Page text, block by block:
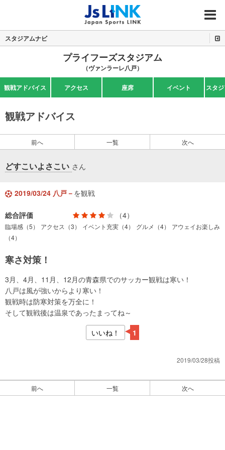
MENU
スタジアムナビ
プライフーズスタジアム
（ヴァンラーレ八戸）
観戦アドバイス アクセス 座席 イベント スタ
観戦アドバイス
前へ 一覧 次へ
どすこいよさこい さん
2019/03/24 八戸－ を観戦
総合評価 （4）
臨場感（5） アクセス（3） イベント充実（4） グルメ（4）
アウェイお楽しみ
（4）
寒さ対策！
3月、4月、11月、12月の青森県でのサッカー観戦は寒い！
八戸は風が強いからより寒い！
観戦時は防寒対策を万全に！
そして観戦後は温泉であったまってね～
いいね！
1
2019/03/28投稿
前へ 一覧 次へ